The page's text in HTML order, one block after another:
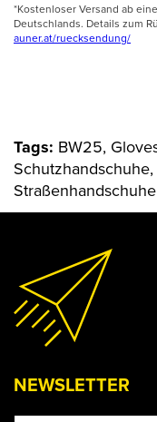
*Kostenloser Versand ab
Deutschlands. Details zum
auner.at/ruecksendung/
Tags: BW25,
Straßenhandschuhe
NEWSLETTER